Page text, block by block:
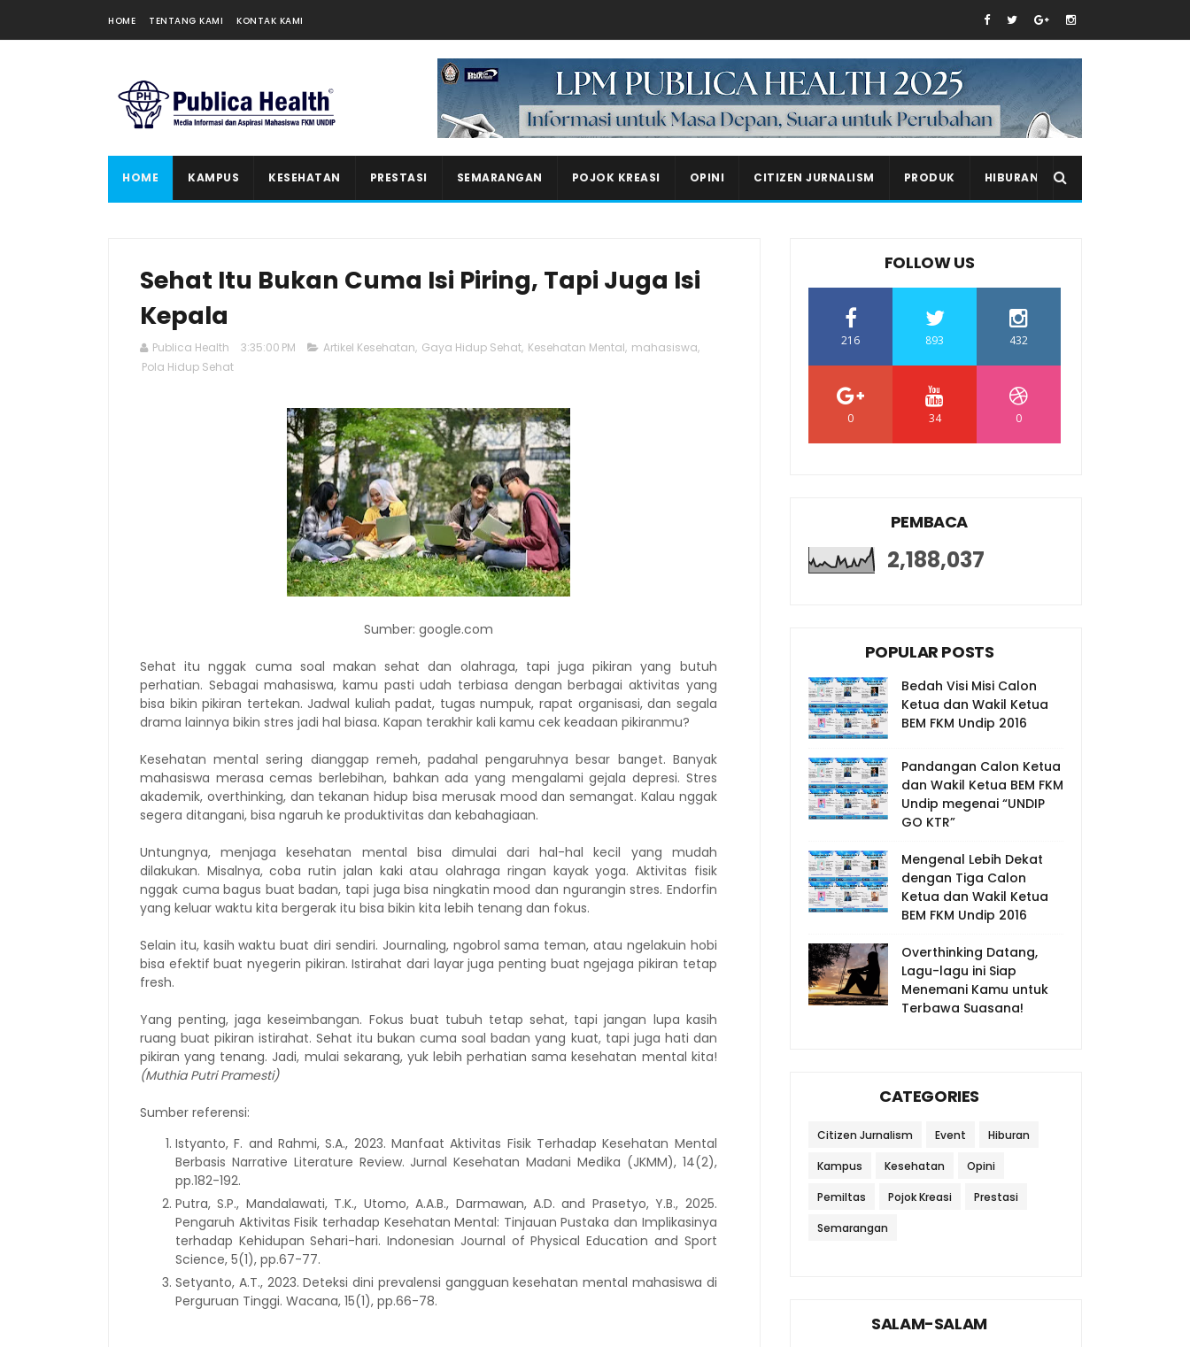
HOME TENTANG KAMI KONTAK KAMI
Masukkan iklan disini!
HOME KAMPUS KESEHATAN PRESTASI SEMARANGAN POJOK KREASI OPINI CITIZEN JURNALISM PRODUK HIBURAN
Sehat Itu Bukan Cuma Isi Piring, Tapi Juga Isi
Kepala
Publica Health 3:35:00 PM Artikel Kesehatan, Gaya Hidup Sehat, Kesehatan Mental, mahasiswa,
Pola Hidup Sehat
Sumber: google.com
Sehat itu nggak cuma soal makan sehat dan olahraga, tapi juga pikiran yang butuh
perhatian. Sebagai mahasiswa, kamu pasti udah terbiasa dengan berbagai aktivitas yang
bisa bikin pikiran tertekan. Jadwal kuliah padat, tugas numpuk, rapat organisasi, dan segala
drama lainnya bikin stres jadi hal biasa. Kapan terakhir kali kamu cek keadaan pikiranmu?
Kesehatan mental sering dianggap remeh, padahal pengaruhnya besar banget. Banyak
mahasiswa merasa cemas berlebihan, bahkan ada yang mengalami gejala depresi. Stres
akademik, overthinking, dan tekanan hidup bisa merusak mood dan semangat. Kalau nggak
segera ditangani, bisa ngaruh ke produktivitas dan kebahagiaan.
Untungnya, menjaga kesehatan mental bisa dimulai dari hal-hal kecil yang mudah
dilakukan. Misalnya, coba rutin jalan kaki atau olahraga ringan kayak yoga. Aktivitas fisik
nggak cuma bagus buat badan, tapi juga bisa ningkatin mood dan ngurangin stres. Endorfin
yang keluar waktu kita bergerak itu bisa bikin kita lebih tenang dan fokus.
Selain itu, kasih waktu buat diri sendiri. Journaling, ngobrol sama teman, atau ngelakuin hobi
bisa efektif buat nyegerin pikiran. Istirahat dari layar juga penting buat ngejaga pikiran tetap
fresh.
Yang penting, jaga keseimbangan. Fokus buat tubuh tetap sehat, tapi jangan lupa kasih
ruang buat pikiran istirahat. Sehat itu bukan cuma soal badan yang kuat, tapi juga hati dan
pikiran yang tenang. Jadi, mulai sekarang, yuk lebih perhatian sama kesehatan mental kita!
(Muthia Putri Pramesti)
Sumber referensi:
Istyanto, F. and Rahmi, S.A., 2023. Manfaat Aktivitas Fisik Terhadap Kesehatan Mental
Berbasis Narrative Literature Review. Jurnal Kesehatan Madani Medika (JKMM), 14(2),
pp.182-192.
Putra, S.P., Mandalawati, T.K., Utomo, A.A.B., Darmawan, A.D. and Prasetyo, Y.B., 2025.
Pengaruh Aktivitas Fisik terhadap Kesehatan Mental: Tinjauan Pustaka dan Implikasinya
terhadap Kehidupan Sehari-hari. Indonesian Journal of Physical Education and Sport
Science, 5(1), pp.67-77.
Setyanto, A.T., 2023. Deteksi dini prevalensi gangguan kesehatan mental mahasiswa di
Perguruan Tinggi. Wacana, 15(1), pp.66-78.
FOLLOW US
216 893 432
0 34 0
PEMBACA
2,188,037
POPULAR POSTS
Bedah Visi Misi Calon
Ketua dan Wakil Ketua
BEM FKM Undip 2016
Pandangan Calon Ketua
dan Wakil Ketua BEM FKM
Undip megenai “UNDIP
GO KTR”
Mengenal Lebih Dekat
dengan Tiga Calon
Ketua dan Wakil Ketua
BEM FKM Undip 2016
Overthinking Datang,
Lagu-lagu ini Siap
Menemani Kamu untuk
Terbawa Suasana!
CATEGORIES
Citizen Jurnalism Event Hiburan
Kampus Kesehatan Opini
Pemiltas Pojok Kreasi Prestasi
Semarangan
SALAM-SALAM